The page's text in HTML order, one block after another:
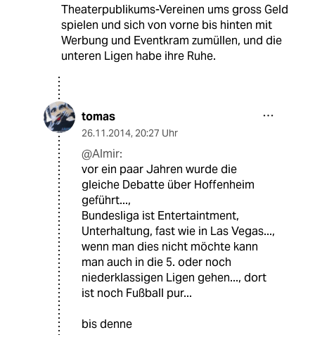
Theaterpublikums-Vereinen ums gross Geld
spielen und sich von vorne bis hinten mit
Werbung und Eventkram zumüllen, und die
unteren Ligen habe ihre Ruhe.
tomas
26.11.2014, 20:27 Uhr
@Almir:
vor ein paar Jahren wurde die
gleiche Debatte über Hoffenheim
geführt...,
Bundesliga ist Entertaintment,
Unterhaltung, fast wie in Las Vegas...,
wenn man dies nicht möchte kann
man auch in die 5. oder noch
niederklassigen Ligen gehen..., dort
ist noch Fußball pur...
bis denne